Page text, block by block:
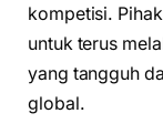
kompetisi.
untuk terus
yang tangguh
global.